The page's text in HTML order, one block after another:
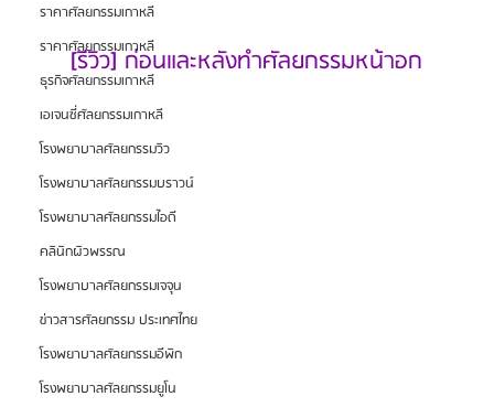
ราคาศัลยกรรมเกาหลี
ราคาศัลยกรรมเกาหลี
ธุรกิจศัลยกรรมเกาหลี
เอเจนซี่ศัลยกรรมเกาหลี
โรงพยาบาลศัลยกรรมวิว
โรงพยาบาลศัลยกรรมบราวน์
โรงพยาบาลศัลยกรรมไอดี
คลินิกผิวพรรณ
โรงพยาบาลศัลยกรรมเจจุน
ข่าวสารศัลยกรรม ประเทศไทย
โรงพยาบาลศัลยกรรมอีพิก
โรงพยาบาลศัลยกรรมยูโน
[รีวิว] ก่อนและหลังทำศัลยกรรมหน้าอก